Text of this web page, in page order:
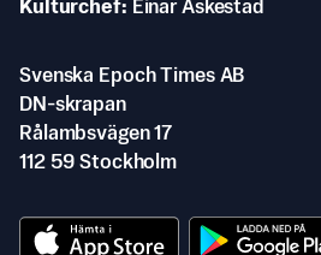
Kulturchef
Einar Askestad
Svenska Epoch Times AB
DN-skrapan
Rålambsvägen 17
112 59 Stockholm